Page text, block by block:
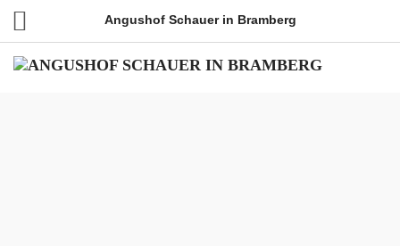
Angushof Schauer in Bramberg